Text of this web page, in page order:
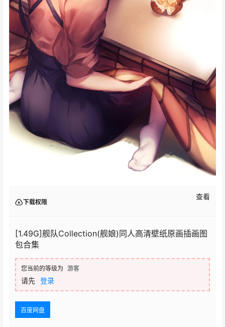
下载权限
查看
[1.49G]舰队Collection(舰娘)同人高清壁纸原画插画图
包合集
您当前的等级为 游客
请先 登录
百度网盘